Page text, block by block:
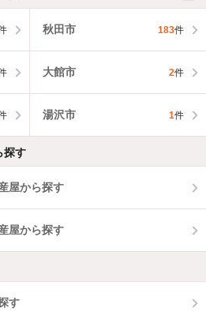
秋田市 183件
大館市 2件
湯沢市 1件
探す
屋から探す
屋から探す
す